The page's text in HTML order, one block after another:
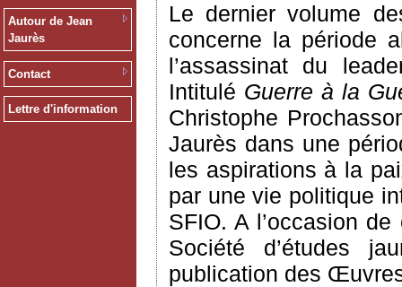
Autour de Jean
Jaurès
Contact
Lettre d'information
Le dernier volume
concerne la période
l’assassinat du
Intitulé Guerre à la
Christophe
Jaurès dans une
les aspirations à la
par une vie politique
SFIO. A l’occasion
Société d’études
publication des